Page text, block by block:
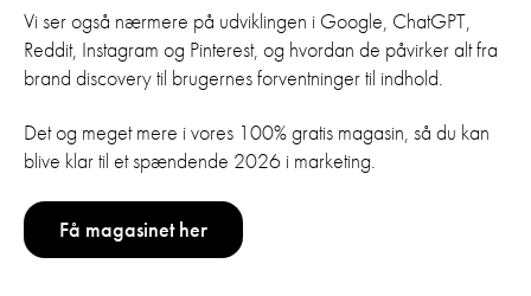
Vi ser også nærmere på udviklingen i Google, ChatGPT,
Reddit, Instagram og Pinterest, og hvordan de påvirker alt fra
brand discovery til brugernes forventninger til indhold.
Det og meget mere i vores 100% gratis magasin, så du kan
blive klar til et spændende 2026 i marketing.
Få magasinet her